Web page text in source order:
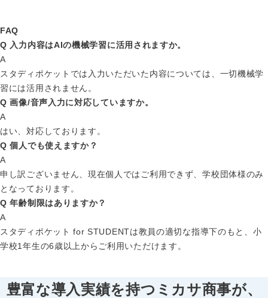
FAQ
Q 入力内容はAIの機械学習に活用されますか。
A
スタディポケットでは入力いただいた内容については、一切機械学
習には活用されません。
Q 画像/音声入力に対応していますか。
A
はい、対応しております。
Q 個人でも使えますか？
A
申し訳ございません、現在個人ではご利用できず、学校団体様のみ
となっております。
Q 年齢制限はありますか？
A
スタディポケット for STUDENTは教員の適切な指導下のもと、小
学校1年生の6歳以上からご利用いただけます。
豊富な導入実績を持つミカサ商事が、